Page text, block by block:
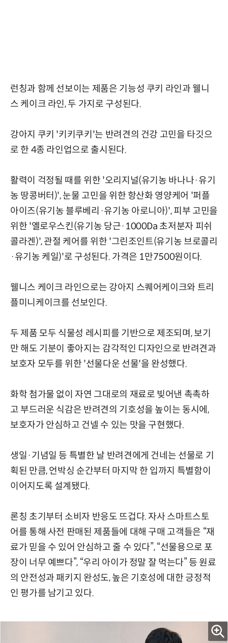
런칭과 함께 선보이는 제품은 기능성 쿠키 라인과 웰니
스 케이크 라인, 두 가지로 구성된다.
강아지 쿠키 '키키쿠키'는 반려견의 건강 고민을 타깃으
로 한 4종 라인업으로 출시된다.
활력이 걱정될 때를 위한 '오리지널(유기농 바나나·유기
농 땅콩버터)', 눈물 고민을 위한 항산화 영양케어 '퍼플
아이즈(유기농 블루베리·유기농 아로니아)', 피부 고민을
위한 '옐로우스킨(유기농 당근·1000Da 초저분자 피쉬
콜라겐)', 관절 케어를 위한 '그린조인트(유기농 브로콜리
·유기농 케일)'로 구성된다. 가격은 1만7500원이다.
웰니스 케이크 라인으로는 강아지 스퀘어케이크와 트리
플미니케이크를 선보인다.
두 제품 모두 식물성 레시피를 기반으로 제조되며, 보기
만 해도 기분이 좋아지는 감각적인 디자인으로 반려견과
보호자 모두를 위한 '선물다운 선물'을 완성했다.
화학 첨가물 없이 자연 그대로의 재료로 빚어낸 촉촉하
고 부드러운 식감은 반려견의 기호성을 높이는 동시에,
보호자가 안심하고 건넬 수 있는 맛을 구현했다.
생일·기념일 등 특별한 날 반려견에게 건네는 선물로 기
획된 만큼, 언박싱 순간부터 마지막 한 입까지 특별함이
이어지도록 설계됐다.
론칭 초기부터 소비자 반응도 뜨겁다. 자사 스마트스토
어를 통해 사전 판매된 제품들에 대해 구매 고객들은 “재
료가 믿을 수 있어 안심하고 줄 수 있다”, “선물용으로 포
장이 너무 예쁘다”, “우리 아이가 정말 잘 먹는다” 등 원료
의 안전성과 패키지 완성도, 높은 기호성에 대한 긍정적
인 평가를 남기고 있다.